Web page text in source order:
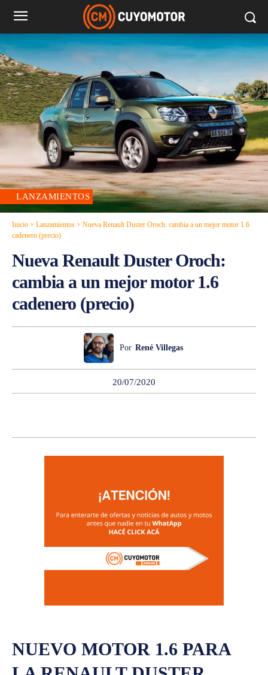
LANZAMIENTOS
Inicio Lanzamientos
Nueva Renault Duster Oroch: cambia a un mejor motor 1.6
cadenero (precio)
Nueva Renault Duster Oroch:
cambia a un mejor motor 1.6
cadenero (precio)
Por René Villegas
20/07/2020
NUEVO MOTOR 1.6 PARA